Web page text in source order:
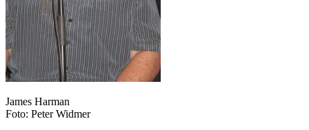
James Harman
Foto: Peter Widmer